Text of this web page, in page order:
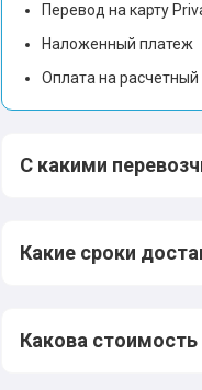
Перевод на карту
Наложенный платеж
Оплата на
С какими
Какие сроки
Какова стоимость